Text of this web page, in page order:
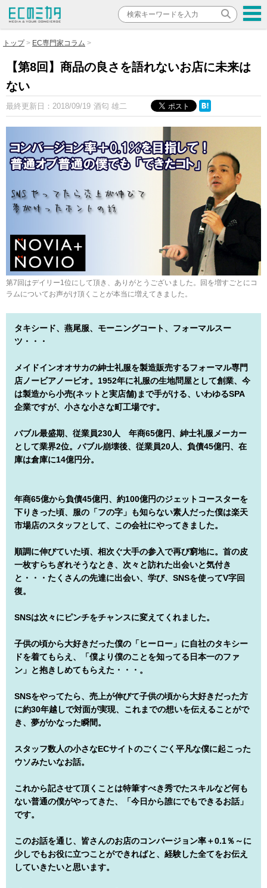
トップ EC専門家コラム
【第8回】商品の良さを語れないお店に未来は
ない
最終更新日： 2018/09/19 酒匂 雄二
第7回はデイリー1位にして頂き、ありがとうございました。回を増すごとにコ
ラムについてお声がけ頂くことが本当に増えてきました。
タキシード、燕尾服、モーニングコート、フォーマルスー
ツ・・・
メイドインオオサカの紳士礼服を製造販売するフォーマル専門
店ノービアノービオ。1952年に礼服の生地問屋として創業、今
は製造から小売(ネットと実店舗)まで手がける、いわゆるSPA
企業ですが、小さな小さな町工場です。
バブル最盛期、従業員230人 年商65億円、紳士礼服メーカー
として業界2位。バブル崩壊後、従業員20人、負債45億円、在
庫は倉庫に14億円分。
年商65億から負債45億円、約100億円のジェットコースターを
下りきった頃、服の「フの字」も知らない素人だった僕は楽天
市場店のスタッフとして、この会社にやってきました。
順調に伸びていた頃、相次ぐ大手の参入で再び窮地に。首の皮
一枚すらちぎれそうなとき、次々と訪れた出会いと気付き
と・・・たくさんの先達に出会い、学び、SNSを使ってV字回
復。
SNSは次々にピンチをチャンスに変えてくれました。
子供の頃から大好きだった僕の「ヒーロー」に自社のタキシー
ドを着てもらえ、「僕より僕のことを知ってる日本一のファ
ン」と抱きしめてもらえた・・・。
SNSをやってたら、売上が伸びて子供の頃から大好きだった方
に約30年越しで対面が実現、これまでの想いを伝えることがで
き、夢がかなった瞬間。
スタッフ数人の小さなECサイトのごくごく平凡な僕に起こった
ウソみたいなお話。
これから記させて頂くことは特筆すべき秀でたスキルなど何も
ない普通の僕がやってきた、「今日から誰にでもできるお話」
です。
このお話を通じ、皆さんのお店のコンバージョン率＋0.1％～に
少しでもお役に立つことができればと、経験した全てをお伝え
していきたいと思います。